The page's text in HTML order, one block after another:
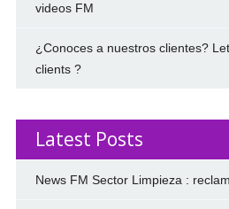
videos FM
¿Conoces a nuestros clientes?
clients ?
Latest Posts
News FM Sector Limpieza :